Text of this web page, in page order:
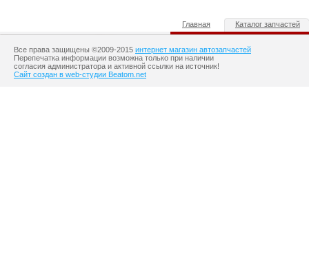
Главная Каталог запчастей
Все права защищены ©2009-2015 интернет магазин автозапчастей
Перепечатка информации возможна только при наличии
согласия администратора и активной ссылки на источник!
Сайт создан в web-студии Beatom.net